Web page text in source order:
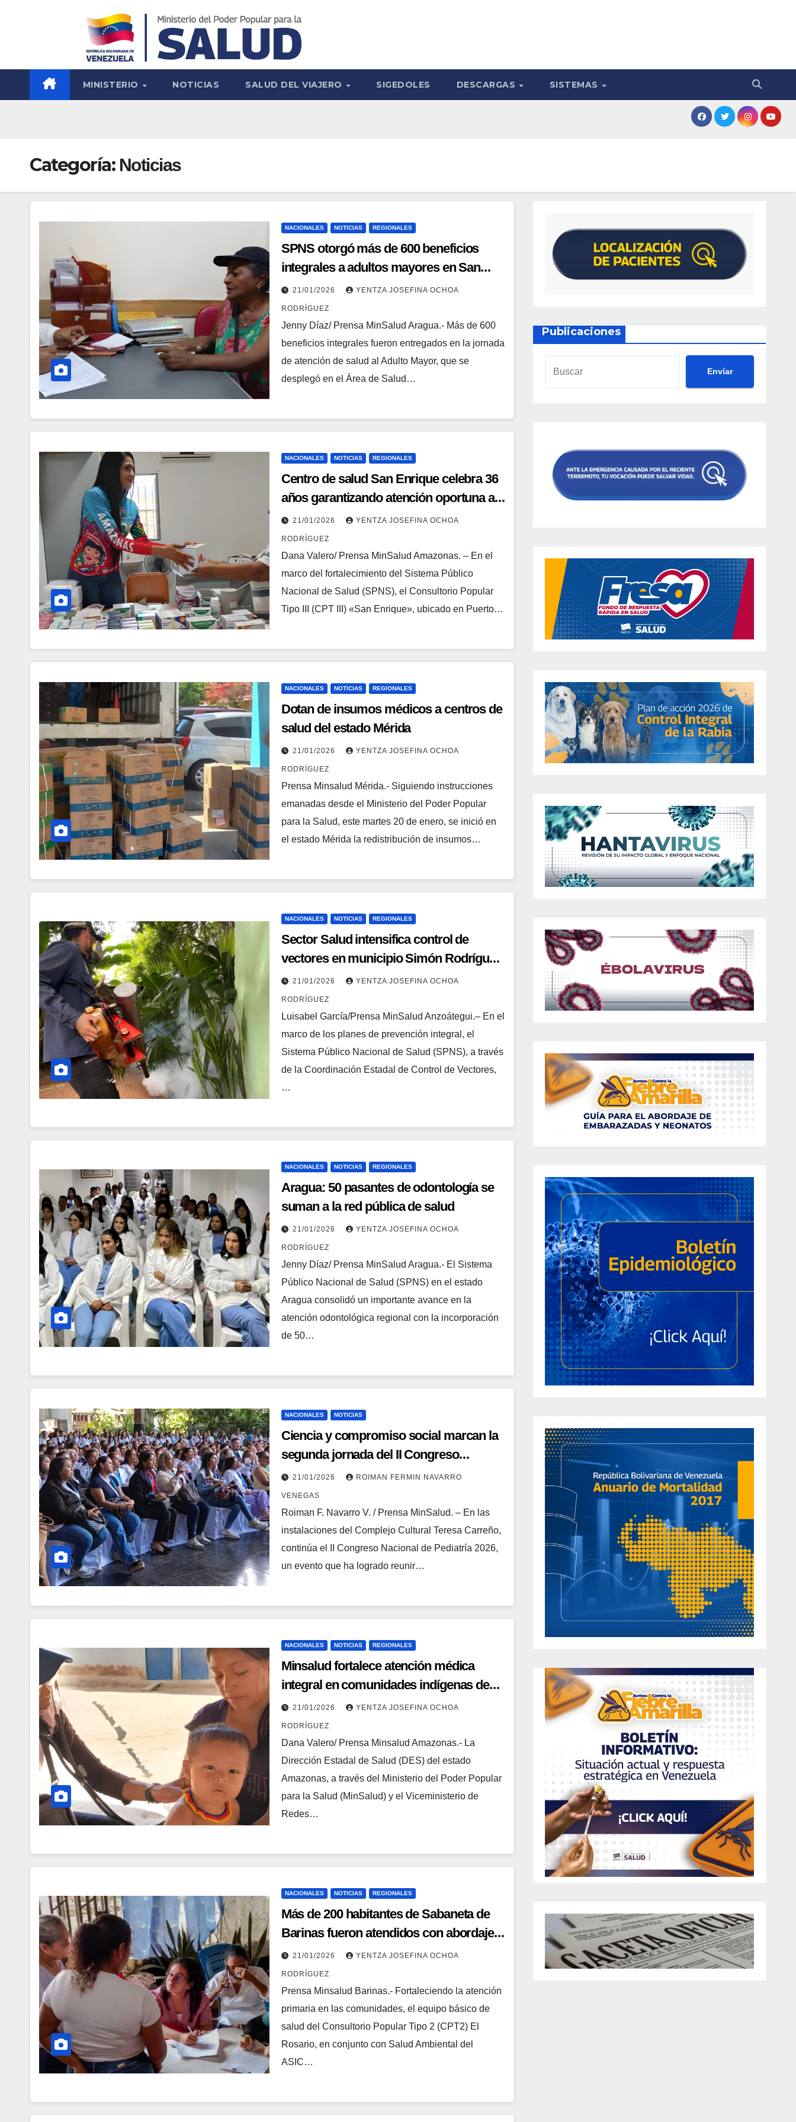
MINISTERIO NOTICIAS SALUD DEL VIAJERO SIGEDOLES DESCARGAS SISTEMAS
Categoría: Noticias
NACIONALES NOTICIAS REGIONALES
SPNS otorgó más de 600 beneficios
integrales a adultos mayores en San
Mateo
21/01/2026 YENTZA JOSEFINA OCHOA
RODRÍGUEZ
Jenny Díaz/ Prensa MinSalud Aragua.- Más de 600
beneficios integrales fueron entregados en la jornada
de atención de salud al Adulto Mayor, que se
desplegó en el Área de Salud…
NACIONALES NOTICIAS REGIONALES
Centro de salud San Enrique celebra 36
años garantizando atención oportuna al
pueblo de ​Amazonas
21/01/2026 YENTZA JOSEFINA OCHOA
RODRÍGUEZ
Dana Valero/ Prensa MinSalud Amazonas. – En el
marco del fortalecimiento del Sistema Público
Nacional de Salud (SPNS), el Consultorio Popular
Tipo III (CPT III) «San Enrique», ubicado en Puerto…
NACIONALES NOTICIAS REGIONALES
Dotan de insumos médicos a centros de
salud del estado Mérida
21/01/2026 YENTZA JOSEFINA OCHOA
RODRÍGUEZ
Prensa Minsalud Mérida.- Siguiendo instrucciones
emanadas desde el Ministerio del Poder Popular
para la Salud, este martes 20 de enero, se inició en
el estado Mérida la redistribución de insumos…
NACIONALES NOTICIAS REGIONALES
Sector Salud intensifica control de
vectores en municipio Simón Rodríguez
de Anzoátegui
21/01/2026 YENTZA JOSEFINA OCHOA
RODRÍGUEZ
Luisabel García/Prensa MinSalud Anzoátegui.– En el
marco de los planes de prevención integral, el
Sistema Público Nacional de Salud (SPNS), a través
de la Coordinación Estadal de Control de Vectores,
…
NACIONALES NOTICIAS REGIONALES
Aragua: 50 pasantes de odontología se
suman a la red pública de salud
21/01/2026 YENTZA JOSEFINA OCHOA
RODRÍGUEZ
Jenny Díaz/ Prensa MinSalud Aragua.- El Sistema
Público Nacional de Salud (SPNS) en el estado
Aragua consolidó un importante avance en la
atención odontológica regional con la incorporación
de 50…
NACIONALES NOTICIAS
Ciencia y compromiso social marcan la
segunda jornada del II Congreso
Nacional de Pediatría 2026
21/01/2026 ROIMAN FERMIN NAVARRO
VENEGAS
Roiman F. Navarro V. / Prensa MinSalud. – En las
instalaciones del Complejo Cultural Teresa Carreño,
continúa el II Congreso Nacional de Pediatría 2026,
un evento que ha logrado reunir…
NACIONALES NOTICIAS REGIONALES
Minsalud fortalece atención médica
integral en comunidades indígenas de
difícil acceso
21/01/2026 YENTZA JOSEFINA OCHOA
RODRÍGUEZ
Dana Valero/ Prensa Minsalud Amazonas.- ‎La
Dirección Estadal de Salud (DES) del estado
Amazonas, a través del Ministerio del Poder Popular
para la Salud (MinSalud) y el Viceministerio de
Redes…
NACIONALES NOTICIAS REGIONALES
Más de 200 habitantes de Sabaneta de
Barinas fueron atendidos con abordaje
integral
21/01/2026 YENTZA JOSEFINA OCHOA
RODRÍGUEZ
Prensa Minsalud Barinas.- Fortaleciendo la atención
primaria en las comunidades, el equipo básico de
salud del Consultorio Popular Tipo 2 (CPT2) El
Rosario, en conjunto con Salud Ambiental del
ASIC…
Publicaciones
Envíar